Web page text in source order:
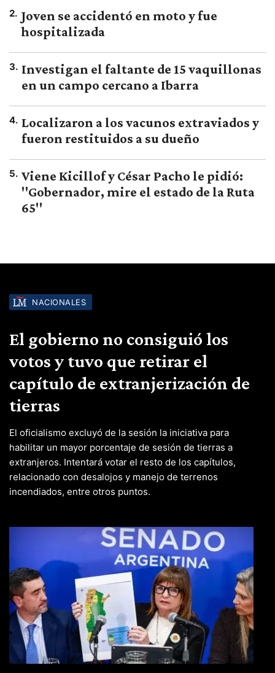
2. Joven se accidentó en moto y fue
hospitalizada
3. Investigan el faltante de 15 vaquillonas
en un campo cercano a Ibarra
4. Localizaron a los vacunos extraviados y
fueron restituidos a su dueño
5. Viene Kicillof y César Pacho le pidió:
"Gobernador, mire el estado de la Ruta
65"
NACIONALES
El gobierno no consiguió los
votos y tuvo que retirar el
capítulo de extranjerización de
tierras
El oficialismo excluyó de la sesión la iniciativa para
habilitar un mayor porcentaje de sesión de tierras a
extranjeros. Intentará votar el resto de los capítulos,
relacionado con desalojos y manejo de terrenos
incendiados, entre otros puntos.